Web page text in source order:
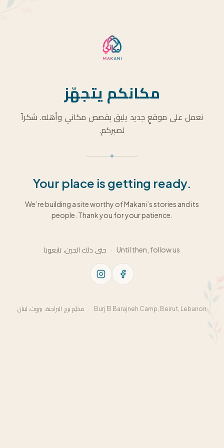
مكانكم يتجهّز
نعمل على موقعٍ جديد يليق بقصص مكاني وأهله. شكراً
لصبركم.
Your place is getting ready.
We’re building a site worthy of Makani’s stories and its
people. Thank you for your patience.
حتى ذلك الحين، تابعونا · Until then, follow us
مخيّم برج البراجنة، بيروت، لبنان · Burj El Barajneh Camp, Beirut, Lebanon